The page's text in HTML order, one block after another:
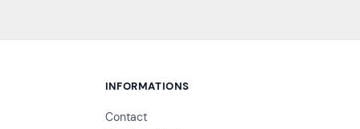
INFORMATIONS
Contact